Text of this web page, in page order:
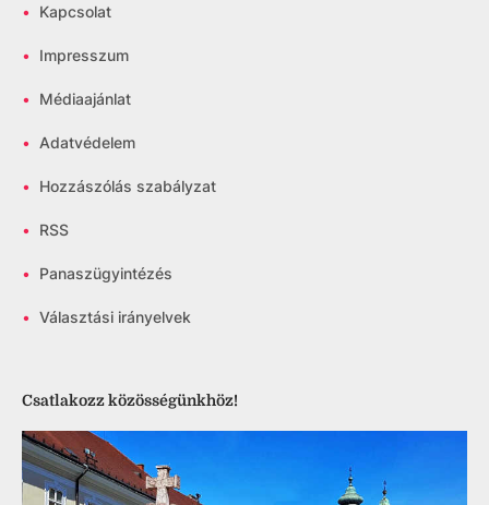
• Kapcsolat
• Impresszum
• Médiaajánlat
• Adatvédelem
• Hozzászólás szabályzat
• RSS
• Panaszügyintézés
• Választási irányelvek
Csatlakozz közösségünkhöz!